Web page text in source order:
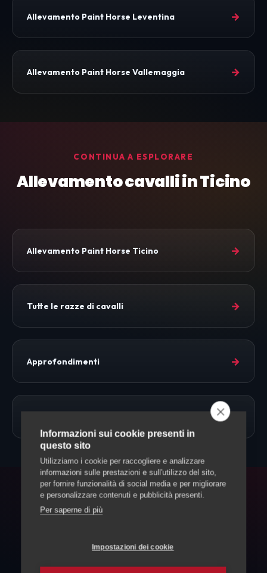
Allevamento Paint Horse Leventina →
Allevamento Paint Horse Vallemaggia →
CONTINUA A ESPLORARE
Allevamento cavalli in Ticino
Allevamento Paint Horse Ticino →
Tutte le razze di cavalli →
Approfondimenti →
FAQ
Informazioni sui cookie presenti in
questo sito
Utilizziamo i cookie per raccogliere e analizzare
informazioni sulle prestazioni e sull'utilizzo del sito,
per fornire funzionalità di social media e per migliorare
e personalizzare contenuti e pubblicità presenti.
Per saperne di più
Impostazioni dei cookie